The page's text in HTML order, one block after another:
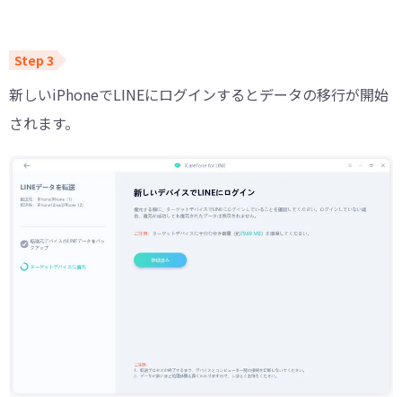
新しいiPhoneでLINEにログインするとデータの移行が開始
されます。